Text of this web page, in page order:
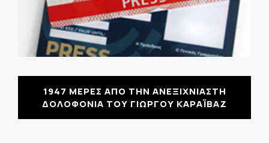
1947 ΜΕΡΕΣ ΑΠΟ ΤΗΝ ΑΝΕΞΙΧΝΙΑΣΤΗ
ΔΟΛΟΦΟΝΙΑ ΤΟΥ ΓΙΩΡΓΟΥ ΚΑΡΑΪΒΑΖ